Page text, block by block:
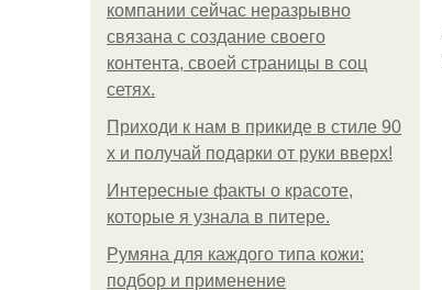
компании сейчас неразрывно
связана с создание своего
контента, своей страницы в соц
сетях.
Приходи к нам в прикиде в стиле 90
х и получай подарки от руки вверх!
Интересные факты о красоте,
которые я узнала в питере.
Румяна для каждого типа кожи:
подбор и применение